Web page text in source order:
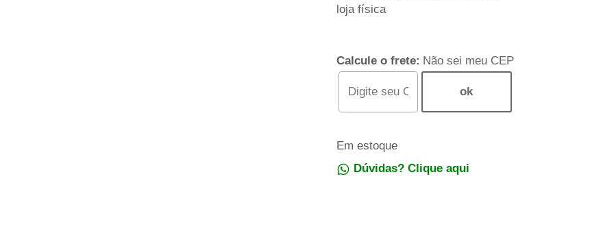
loja física
Calcule o frete: Não sei meu CEP
Em estoque
Dúvidas? Clique aqui